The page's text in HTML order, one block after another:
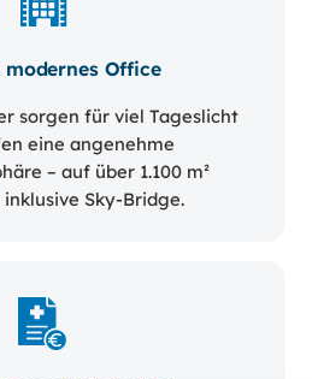
modernes Office
sorgen für viel Tageslicht
eine angenehme
– auf über 1.100 m²
Sky-Bridge.